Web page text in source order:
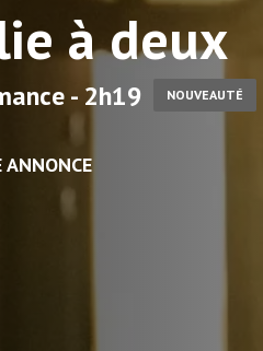
à deux
- 2h19 NOUVEAUTÉ